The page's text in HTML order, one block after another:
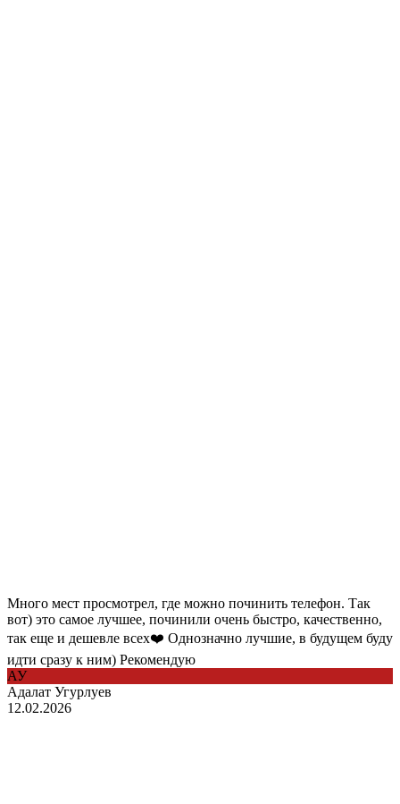
Много мест просмотрел, где можно починить телефон. Так
вот) это самое лучшее, починили очень быстро, качественно,
так еще и дешевле всех❤️ Однозначно лучшие, в будущем буду
идти сразу к ним) Рекомендую
АУ
Адалат Угурлуев
12.02.2026